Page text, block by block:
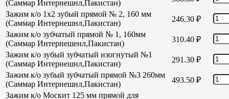
(Саммар Интернешнл,Пакистан)
Зажим к/о 1х2 зубый прямой № 2, 160 мм
(Саммар Интернешнл,Пакистан)
246.30 ₽
Зажим к/о зубчатый прямой № 1, 160мм
(Саммар Интернешенл,Пакистан)
310.40 ₽
Зажим к/о зубый зубчатый изогнутый №1
(Саммар Интернешнл,Пакистан)
291.30 ₽
Зажим к/о зубый зубчатый прямой №3 260мм
(Саммар Интернешнл,Пакистан)
493.50 ₽
Зажим к/о Москит 125 мм прямой для